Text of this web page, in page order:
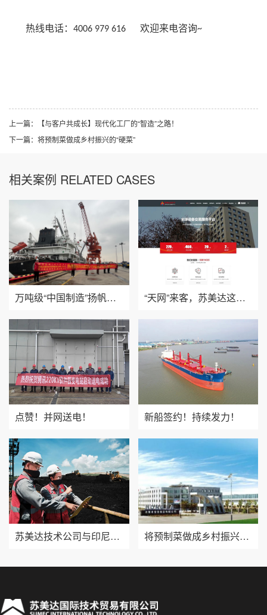
热线电话：4006 979 616 欢迎来电咨询~
上一篇：
【与客户共成长】现代化工厂的“智造”之路！
下一篇： 将预制菜做成乡村振兴的“硬菜”
相关案例 RELATED CASES
万吨级“中国制造”扬帆起航 “天网”来客，苏美达这样干！
点赞！并网送电！ 新船签约！持续发力！
苏美达技术公司与印尼三大主力煤矿成功签订进口煤炭长协合同 将预制菜做成乡村振兴的“硬菜”